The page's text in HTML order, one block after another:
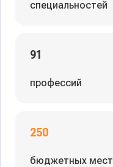
специальностей
91
профессий
250
бюджетных мест